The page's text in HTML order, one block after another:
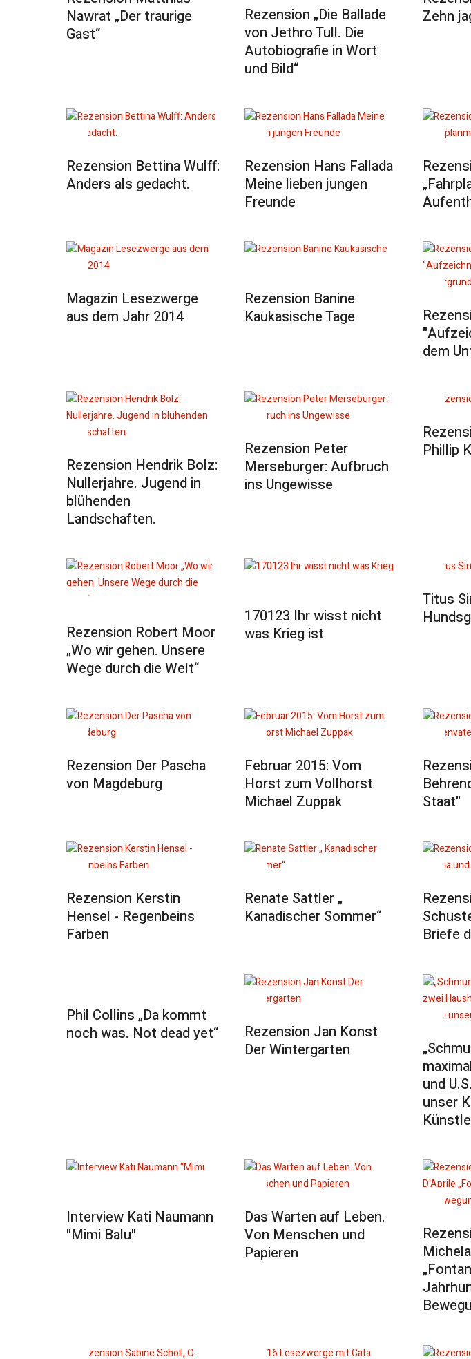
Nawrat „Der traurige
Gast“
Rezension „Die Ballade
von Jethro Tull. Die
Autobiografie in Wort
und Bild“
Zehn
Rezension Bettina Wulff:
Anders als gedacht.
Rezension Hans Fallada
Meine lieben jungen
Freunde
Magazin Lesezwerge
aus dem Jahr 2014
Rezension Banine
Kaukasische Tage
dem
Rezension Hendrik Bolz:
Nullerjahre. Jugend in
blühenden
Landschaften.
Rezension Peter
Merseburger: Aufbruch
ins Ungewisse
Phillip
Rezension Robert Moor
„Wo wir gehen. Unsere
Wege durch die Welt“
170123 Ihr wisst nicht
was Krieg ist
Titus
Rezension Der Pascha
von Magdeburg
Februar 2015: Vom
Horst zum Vollhorst
Michael Zuppak
Staat"
Rezension Kerstin
Hensel - Regenbeins
Farben
Renate Sattler „
Kanadischer Sommer“
Briefe
Phil Collins „Da kommt
noch was. Not dead yet“
Rezension Jan Konst
Der Wintergarten
und
unser
Interview Kati Naumann
"Mimi Balu"
Das Warten auf Leben.
Von Menschen und
Papieren